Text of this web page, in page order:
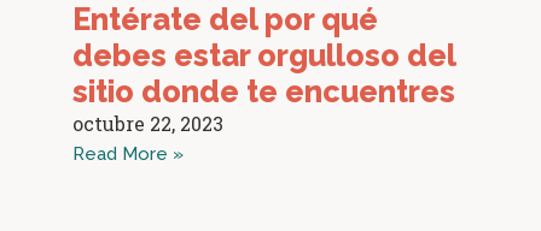
Entérate del por qué
debes estar orgulloso del
sitio donde te encuentres
octubre 22, 2023
Read More »